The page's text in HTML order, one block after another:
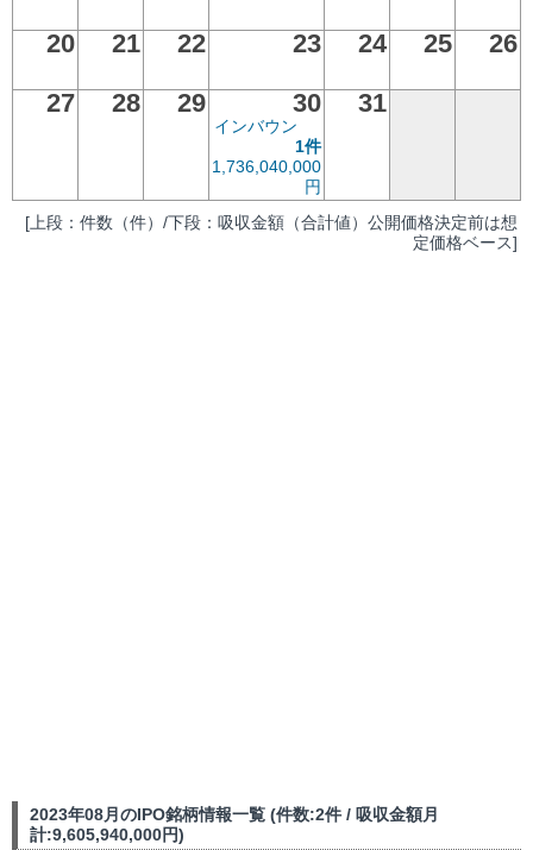
20
21 22 23 24 25
26
27
28 29 30
インバウン
1件
1,736,040,000
円
31
[上段：件数（件）/下段：吸収金額（合計値）公開価格決定前は想
定価格ベース]
2023年08月のIPO銘柄情報一覧 (件数:2件 / 吸収金額月
計:9,605,940,000円)